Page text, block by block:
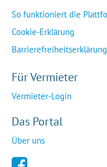
So funktioniert die
Cookie-Erklärung
Barrierefreiheitserklärung
Für Vermieter
Vermieter-Login
Das Portal
Über uns